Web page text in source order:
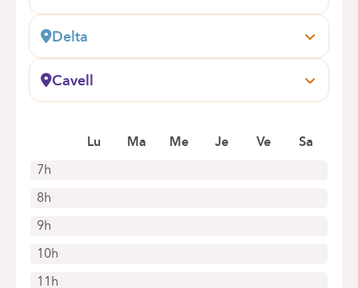
Delta
Boulevard du Triomphe, 201
1160 Auderghem
Cavell
Général Lotz, 37
Boek online een afspraak
7h
8h
9h
10h
11h
Lu Ma Me Je Ve Sa